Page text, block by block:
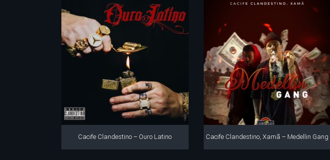
Cacife Clandestino – Ouro Latino Cacife Clandestino, Xamã – Medellin Gang